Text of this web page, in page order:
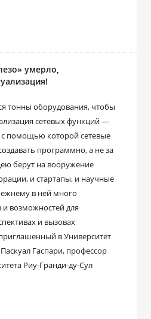
умерло,
тонны оборудования, чтобы
сетевых функций —
помощью которой сетевые
программно, а не за
берут на вооружение
и стартапы, и научные
в ней много
возможностей для
и вызовах
в Университет
Гаспари, профессор
Риу-Гранди-ду-Сул